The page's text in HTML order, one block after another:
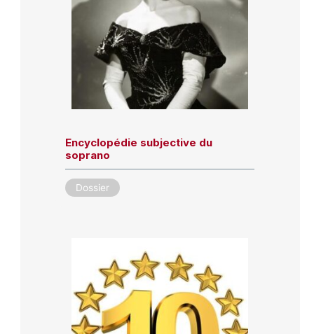
Encyclopédie subjective du
soprano
Dossier